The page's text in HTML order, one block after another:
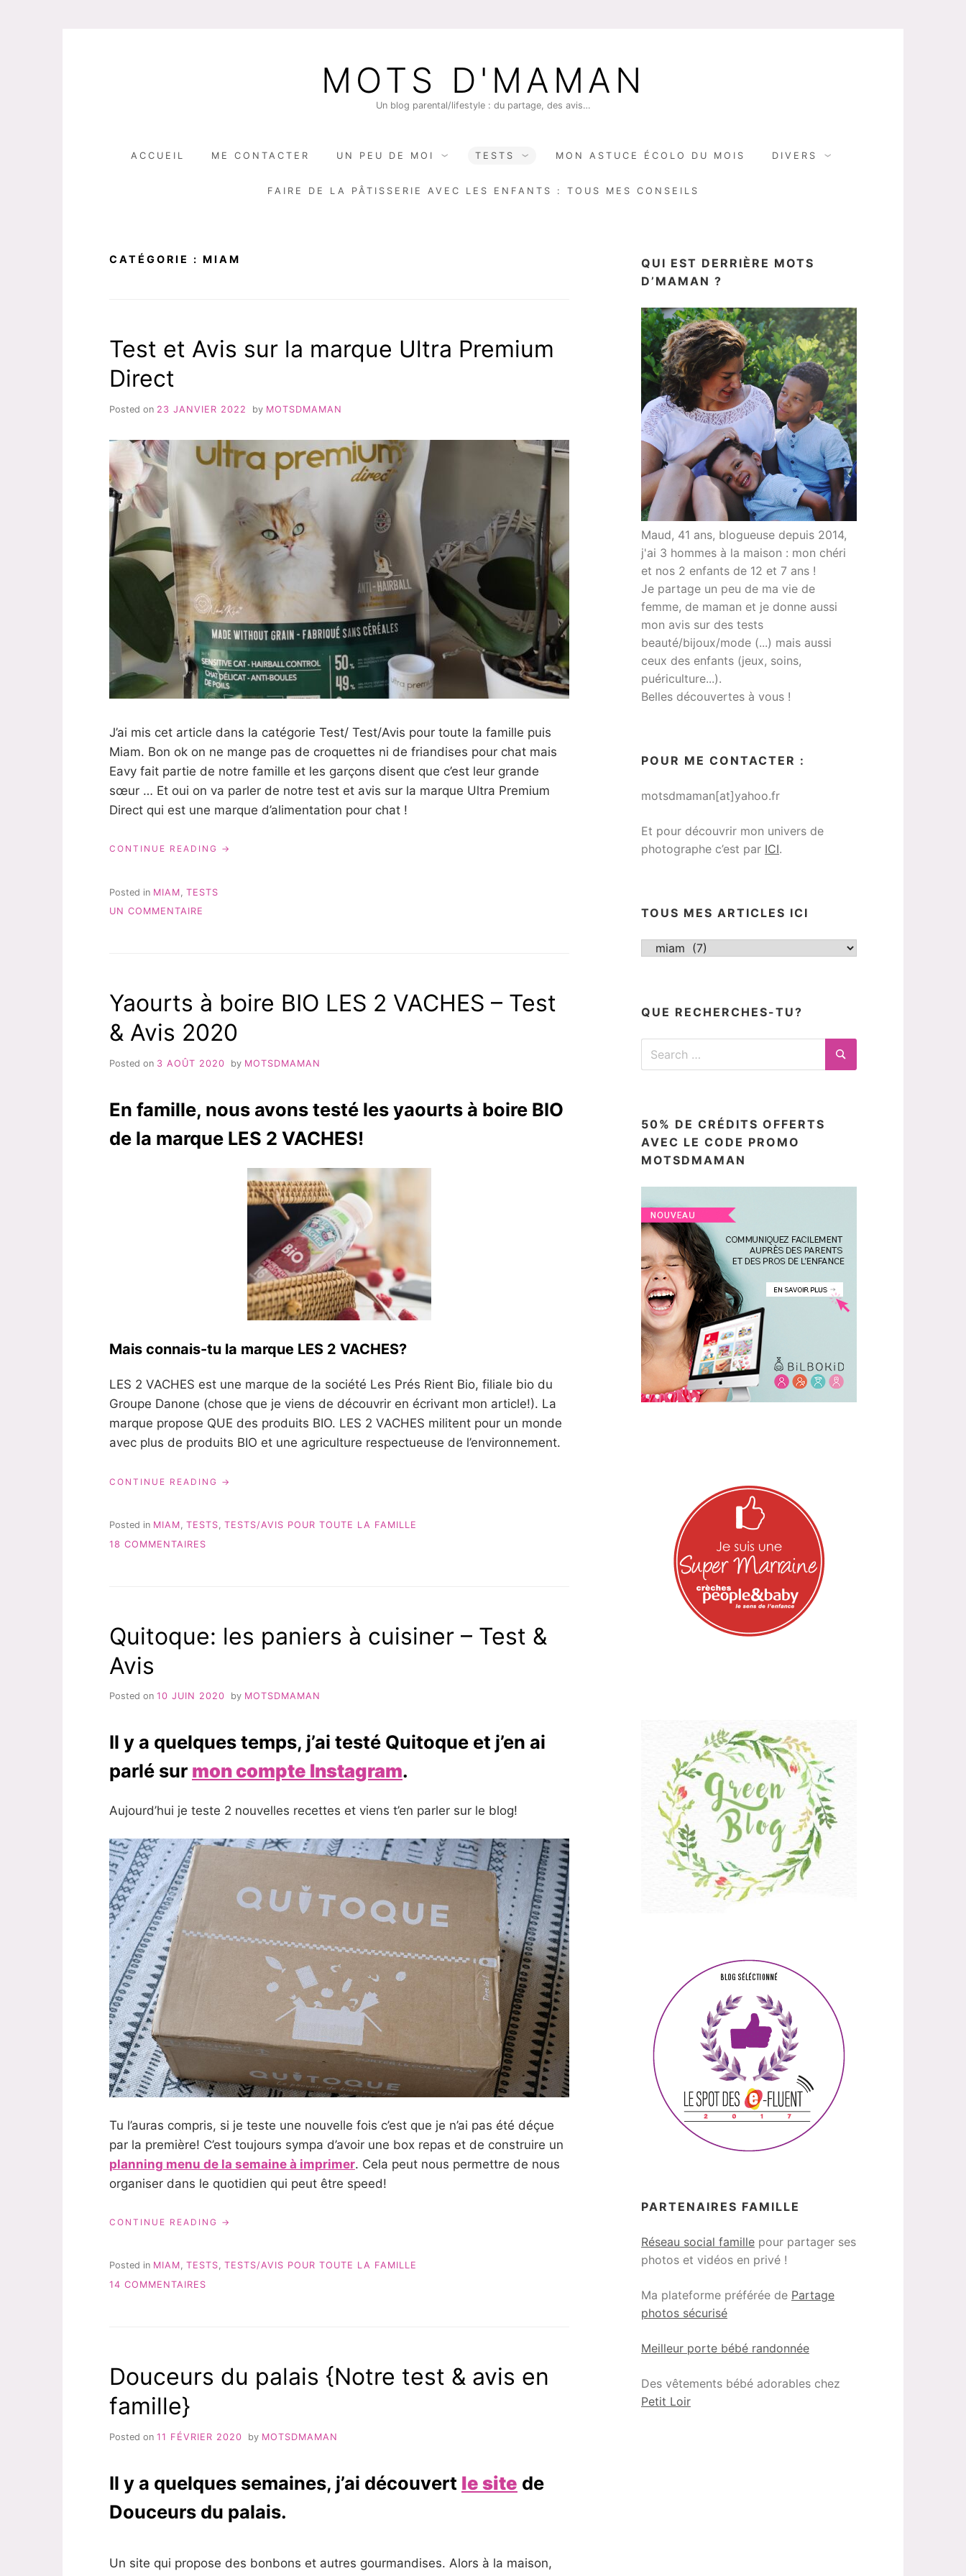
MOTS D'MAMAN
Un blog parental/lifestyle : du partage, des avis…
ACCUEIL ME CONTACTER UN PEU DE MOI TESTS MON ASTUCE ÉCOLO DU MOIS DIVERS
FAIRE DE LA PÂTISSERIE AVEC LES ENFANTS : TOUS MES CONSEILS
CATÉGORIE : MIAM
Test et Avis sur la marque Ultra Premium
Direct
Posted on 23 JANVIER 2022 by MOTSDMAMAN
J’ai mis cet article dans la catégorie Test/ Test/Avis pour toute la famille puis
Miam. Bon ok on ne mange pas de croquettes ni de friandises pour chat mais
Eavy fait partie de notre famille et les garçons disent que c’est leur grande
sœur … Et oui on va parler de notre test et avis sur la marque Ultra Premium
Direct qui est une marque d’alimentation pour chat !
CONTINUE READING « TEST
SUR
Posted in MIAM TESTS
UN COMMENTAIRE
MARQUE
ULTRA
PREMIUM
DIRECT
Yaourts à boire BIO LES 2 VACHES – Test
& Avis 2020
Posted on 3 AOÛT 2020 by MOTSDMAMAN
En famille, nous avons testé les yaourts à boire BIO
de la marque LES 2 VACHES!
Mais connais-tu la marque LES 2 VACHES?
LES 2 VACHES est une marque de la société Les Prés Rient Bio, filiale bio du
Groupe Danone (chose que je viens de découvrir en écrivant mon article!). La
marque propose QUE des produits BIO. LES 2 VACHES militent pour un monde
avec plus de produits BIO et une agriculture respectueuse de l’environnement.
CONTINUE READING « YAOURTS
BIO
2020 »
Posted in MIAM, TESTS, TESTS/AVIS POUR TOUTE LA FAMILLE
18 COMMENTAIRES
VACHES
AVIS
Quitoque: les paniers à cuisiner – Test &
Avis
Posted on 10 JUIN 2020 by MOTSDMAMAN
Il y a quelques temps, j’ai testé Quitoque et j’en ai
parlé sur mon compte Instagram.
Aujourd’hui je teste 2 nouvelles recettes et viens t’en parler sur le blog!
Tu l’auras compris, si je teste une nouvelle fois c’est que je n’ai pas été déçue
par la première! C’est toujours sympa d’avoir une box repas et de construire un
planning menu de la semaine à imprimer. Cela peut nous permettre de nous
organiser dans le quotidien qui peut être speed!
CONTINUE READING « QUITOQUE:
À
Posted in MIAM, TESTS, TESTS/AVIS POUR TOUTE LA FAMILLE
14 COMMENTAIRES
–
TEST
Douceurs du palais {Notre test & avis en
famille}
Posted on 11 FÉVRIER 2020 by MOTSDMAMAN
Il y a quelques semaines, j’ai découvert le site de
Douceurs du palais.
Un site qui propose des bonbons et autres gourmandises. Alors à la maison,
QUI EST DERRIÈRE MOTS
D’MAMAN ?
Maud, 41 ans, blogueuse depuis 2014,
j'ai 3 hommes à la maison : mon chéri
et nos 2 enfants de 12 et 7 ans !
Je partage un peu de ma vie de
femme, de maman et je donne aussi
mon avis sur des tests
beauté/bijoux/mode (...) mais aussi
ceux des enfants (jeux, soins,
puériculture...).
Belles découvertes à vous !
POUR ME CONTACTER :
motsdmaman[at]yahoo.fr
Et pour découvrir mon univers de
photographe c’est par ICI.
TOUS MES ARTICLES ICI
Tous
QUE RECHERCHES-TU?
Search
Search
50% DE CRÉDITS OFFERTS
AVEC LE CODE PROMO
MOTSDMAMAN
PARTENAIRES FAMILLE
Réseau social famille pour partager ses
photos et vidéos en privé !
Ma plateforme préférée de Partage
photos sécurisé
Meilleur porte bébé randonnée
Des vêtements bébé adorables chez
Petit Loir